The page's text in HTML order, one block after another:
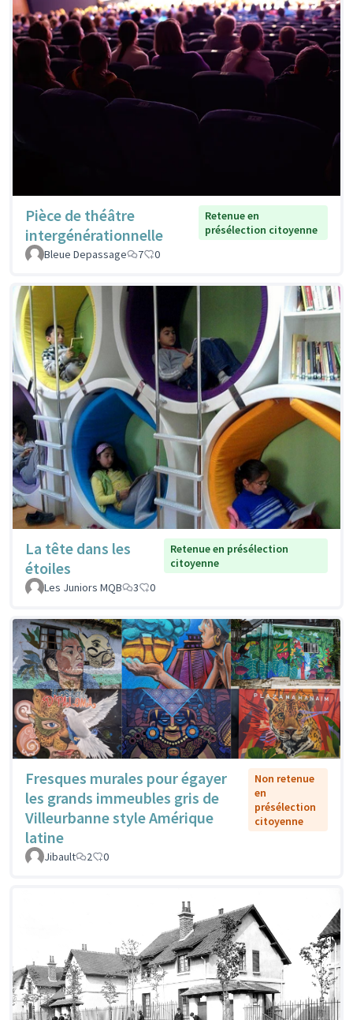
Pièce de théâtre
intergénérationnelle
Retenue en
présélection citoyenne
Bleue Depassage
7 0
La tête dans les
étoiles
Retenue en présélection
citoyenne
Les Juniors MQB
3 0
Fresques murales pour égayer
les grands immeubles gris de
Villeurbanne style Amérique
latine
Non retenue
en
présélection
citoyenne
Jibault 2 0